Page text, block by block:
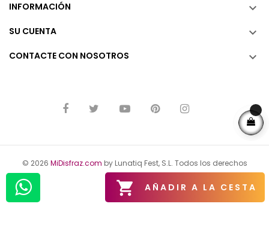
 AÑADIR A LA CESTA
INFORMACIÓN 
SU CUENTA 
CONTACTE CON NOSOTROS 
© 2026 MiDisfraz.com by Lunatiq Fest, S.L. Todos los derechos
reservados.
Aviso Legal Política de Privacidad